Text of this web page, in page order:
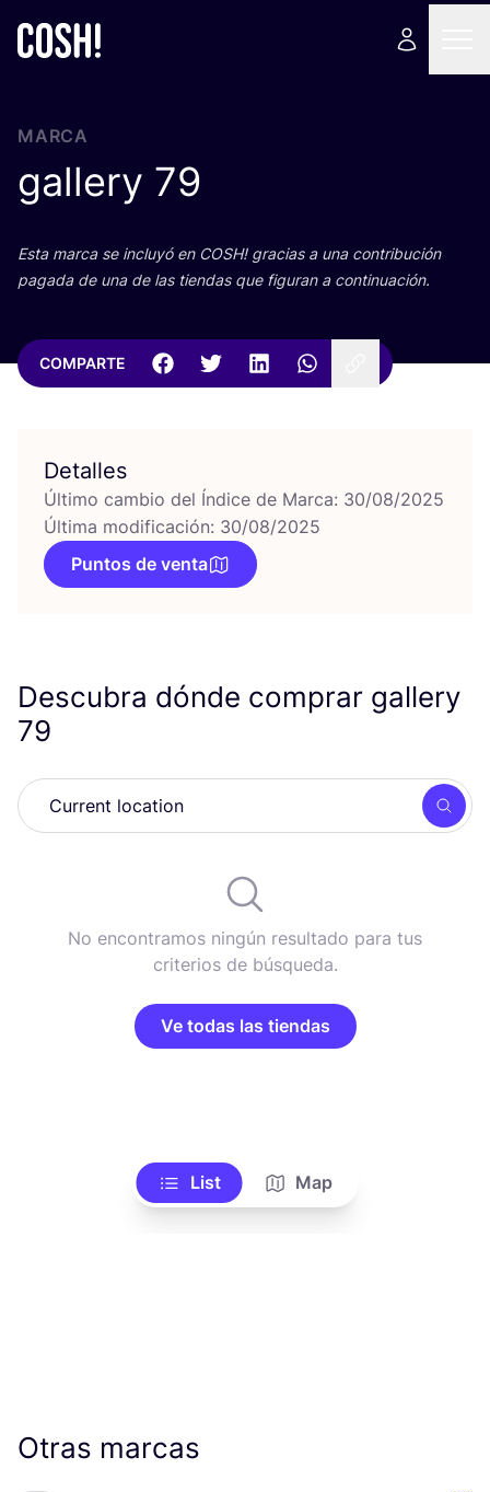
MARCA
gallery 79
Esta mar­ca se inclu­yó en COSH! gra­cias a una con­tri­bu­ción
paga­da de una de las tien­das que figu­ran a continuación.
COMPARTE
Detalles
Último cambio del Índice de Marca: 30/08/2025
Última modificación: 30/08/2025
Puntos de venta
Descubra dónde comprar gallery
79
No encontramos ningún resultado para tus
criterios de búsqueda.
Ve todas las tiendas
List Map
Otras marcas